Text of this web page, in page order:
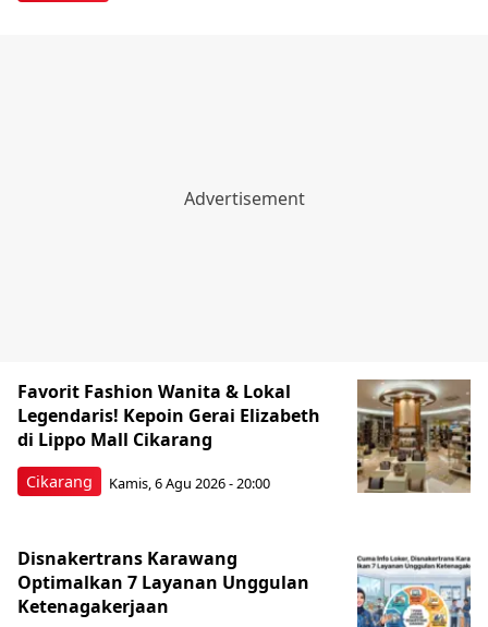
Cikarang
Favorit Fashion Wanita & Lokal
Legendaris! Kepoin Gerai Elizabeth
di Lippo Mall Cikarang
Kamis, 6 Agu 2026 - 20:00
Disnakertrans Karawang
Optimalkan 7 Layanan Unggulan
Ketenagakerjaan